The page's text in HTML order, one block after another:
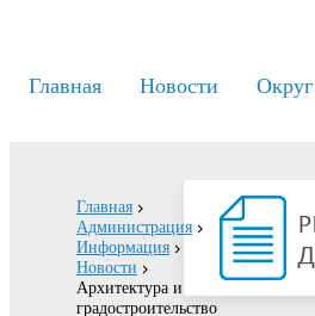
Главная Новости Округ
Главная
Администрация
Информация
Новости
Архитектура и
градостроительство